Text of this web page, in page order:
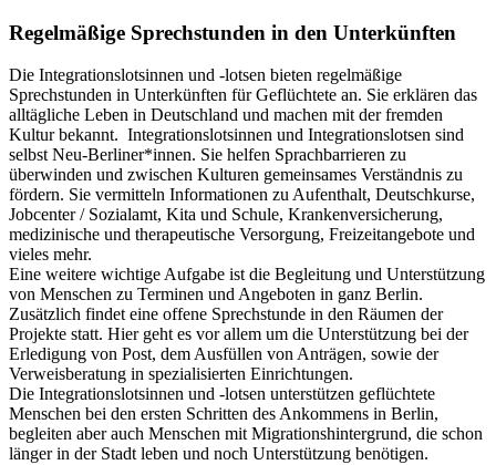
Regelmäßige Sprechstunden in den Unterkünften
Die Integrationslotsinnen und -lotsen bieten regelmäßige
Sprechstunden in Unterkünften für Geflüchtete an. Sie erklären das
alltägliche Leben in Deutschland und machen mit der fremden
Kultur bekannt. Integrationslotsinnen und Integrationslotsen sind
selbst Neu-Berliner*innen. Sie helfen Sprachbarrieren zu
überwinden und zwischen Kulturen gemeinsames Verständnis zu
fördern. Sie vermitteln Informationen zu Aufenthalt, Deutschkurse,
Jobcenter / Sozialamt, Kita und Schule, Krankenversicherung,
medizinische und therapeutische Versorgung, Freizeitangebote und
vieles mehr.
Eine weitere wichtige Aufgabe ist die Begleitung und Unterstützung
von Menschen zu Terminen und Angeboten in ganz Berlin.
Zusätzlich findet eine offene Sprechstunde in den Räumen der
Projekte statt. Hier geht es vor allem um die Unterstützung bei der
Erledigung von Post, dem Ausfüllen von Anträgen, sowie der
Verweisberatung in spezialisierten Einrichtungen.
Die Integrationslotsinnen und -lotsen unterstützen geflüchtete
Menschen bei den ersten Schritten des Ankommens in Berlin,
begleiten aber auch Menschen mit Migrationshintergrund, die schon
länger in der Stadt leben und noch Unterstützung benötigen.